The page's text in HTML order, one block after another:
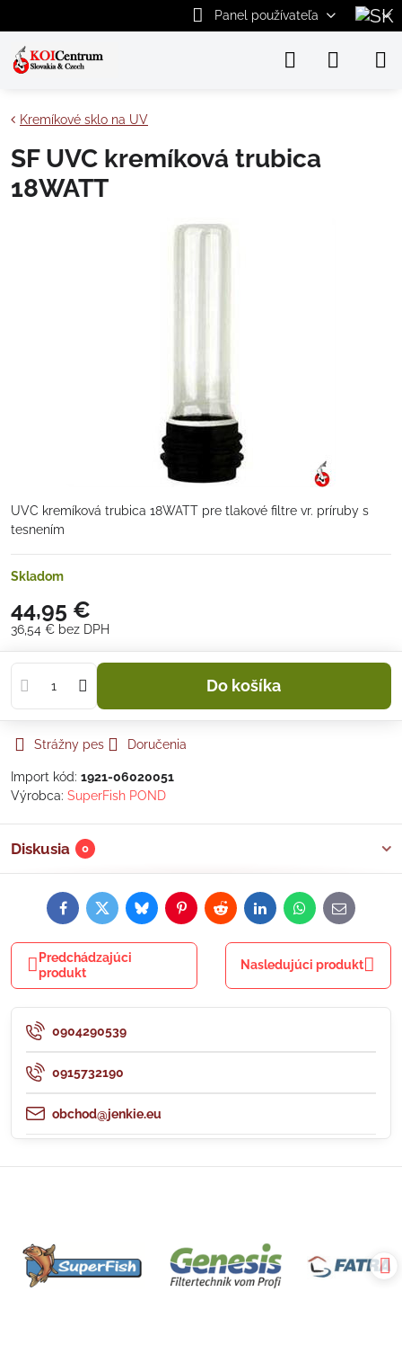
Panel používateľa
Kremíkové sklo na UV
SF UVC kremíková trubica
18WATT
UVC kremíková trubica 18WATT pre tlakové filtre vr. príruby s
tesnením
Skladom
44,95 €
36,54 € bez DPH
Do košíka
Strážny pes Doručenia
Import kód: 1921-06020051
Výrobca: SuperFish POND
Diskusia 0
FacebookTwitterBlueskyPinterestRedditLinkedInWhatsApp
E-
mail
Predchádzajúci
produkt
Nasledujúci produkt
0904290539
0915732190
obchod@jenkie.eu